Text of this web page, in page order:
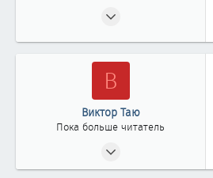
В
Виктор Таю
Пока больше читатель
0